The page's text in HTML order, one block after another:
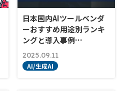
日本国内AIツールベンダ
ーおすすめ用途別ランキ
ングと導入事例…
2025.09.11
AI/生成AI